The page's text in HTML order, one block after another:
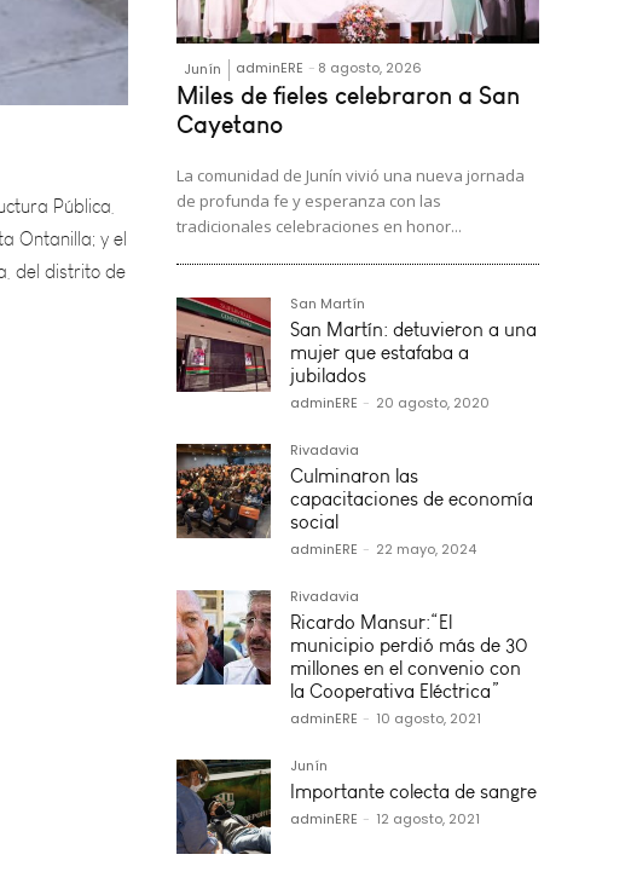
y el
distrito de
Junín adminERE - 8 agosto, 2026
Miles de fieles celebraron a San
Cayetano
La comunidad de Junín vivió una nueva jornada
de profunda fe y esperanza con las
tradicionales celebraciones en honor...
San Martín
San Martín: detuvieron a una
mujer que estafaba a
jubilados
adminERE - 20 agosto, 2020
Rivadavia
Culminaron las
capacitaciones de economía
social
adminERE - 22 mayo, 2024
Rivadavia
Ricardo Mansur:“El
municipio perdió más de 30
millones en el convenio con
la Cooperativa Eléctrica”
adminERE - 10 agosto, 2021
Junín
Importante colecta de sangre
adminERE - 12 agosto, 2021